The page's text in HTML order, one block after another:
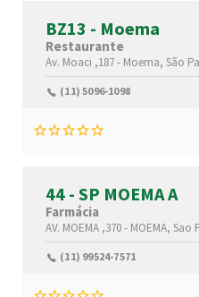
BZ13 - Moema
Restaurante
Av. Moaci ,187 - Moema, São
(11) 5096-1098
44 - SP MOEMA A
Farmácia
AV. MOEMA ,370 - MOEMA, Sao
(11) 99524-7571